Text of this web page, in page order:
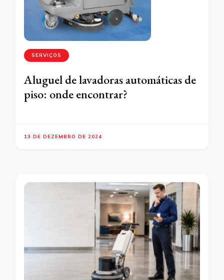
SERVIÇOS
Aluguel de lavadoras automáticas de
piso: onde encontrar?
13 DE DEZEMBRO DE 2024